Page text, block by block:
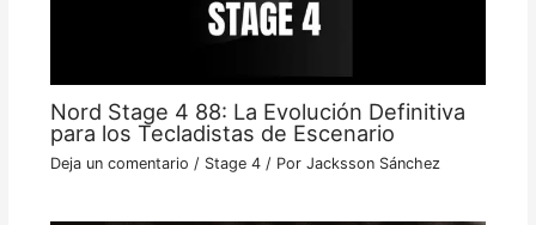
Nord Stage 4 88: La Evolución Definitiva
para los Tecladistas de Escenario
Deja un comentario / Stage 4/ Por Jacksson Sánchez